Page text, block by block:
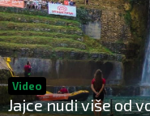
Video
Jajce nudi više od